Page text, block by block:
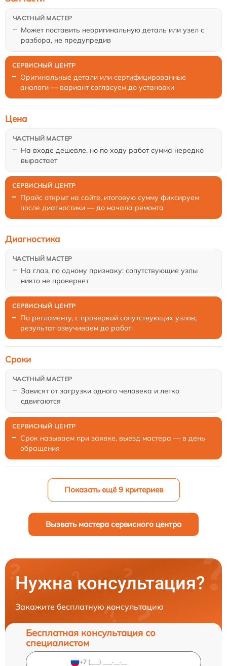
Может поставить неоригинальную деталь или узел с
разбора, не предупредив
Оригинальные детали или сертифицированные
аналоги — вариант согласуем до установки
На входе дешевле, но по ходу работ сумма нередко
вырастает
Цена
Прайс открыт на сайте, итоговую сумму фиксируем
после диагностики — до начала ремонта
На глаз, по одному признаку: сопутствующие узлы
никто не проверяет
Диагностика
По регламенту, с проверкой сопутствующих узлов;
результат озвучиваем до работ
Зависят от загрузки одного человека и легко
сдвигаются
Сроки
Срок называем при заявке, выезд мастера — в день
обращения
Показать ещё 9 критериев
Вызвать мастера сервисного центра
Нужна консультация?
Закажите бесплатную консультацию
Бесплатная консультация со
специалистом